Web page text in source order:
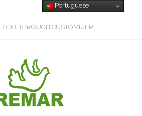
THROUGH CUSTOMIZER
Portuguese